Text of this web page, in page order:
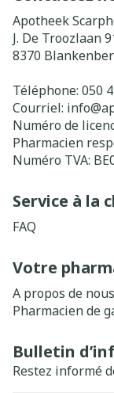
Apotheek
J. De Troozlaan
8370
Téléphone: 050
Courriel: info@
Numéro de
Pharmacien
Numéro TVA:
Service à la
FAQ
Votre
A propos de nous
Pharmacien de
Bulletin
Restez informé